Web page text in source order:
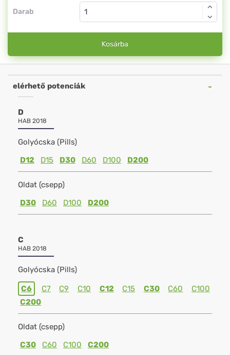
Darab
Kosárba
elérhető potenciák
D
HAB 2018
Golyócska (Pills)
D12
D15 D30 D60 D100 D200
Oldat (csepp)
D30
D60 D100 D200
C
HAB 2018
Golyócska (Pills)
C6 C7 C9 C10 C12 C15 C30 C60
C100
C200
Oldat (csepp)
C30
C60 C100 C200